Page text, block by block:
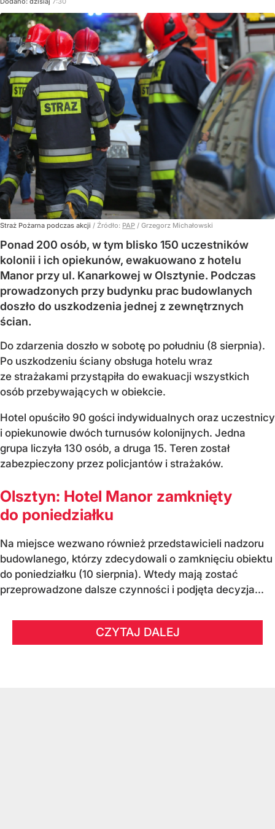
Straż Pożarna podczas akcji / Źródło: PAP / Grzegorz Michałowski
Ponad 200 osób, w tym blisko 150 uczestników
kolonii i ich opiekunów, ewakuowano z hotelu
Manor przy ul. Kanarkowej w Olsztynie. Podczas
prowadzonych przy budynku prac budowlanych
doszło do uszkodzenia jednej z zewnętrznych
ścian.
Do zdarzenia doszło w sobotę po południu (8 sierpnia).
Po uszkodzeniu ściany obsługa hotelu wraz
ze strażakami przystąpiła do ewakuacji wszystkich
osób przebywających w obiekcie.
Hotel opuściło 90 gości indywidualnych oraz uczestnicy
i opiekunowie dwóch turnusów kolonijnych. Jedna
grupa liczyła 130 osób, a druga 15. Teren został
zabezpieczony przez policjantów i strażaków.
Olsztyn: Hotel Manor zamknięty
do poniedziałku
Na miejsce wezwano również przedstawicieli nadzoru
budowlanego, którzy zdecydowali o zamknięciu obiektu
do poniedziałku (10 sierpnia). Wtedy mają zostać
przeprowadzone dalsze czynności i podjęta decyzja...
CZYTAJ DALEJ